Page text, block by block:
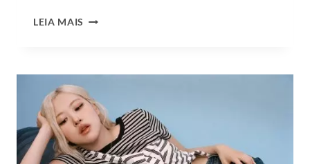
LEIA MAIS
DO
VERÃO
EUROPEU
2026
QUE
DEVEM